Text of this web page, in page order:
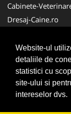
Website-ul
detaliile de
statistici cu
site-ului si
intereselor dvs.
Cabinete-
Dresaj-Caine.ro
Medic-Bun.com
DresajCaine.ro
NonStopDeschis.ro